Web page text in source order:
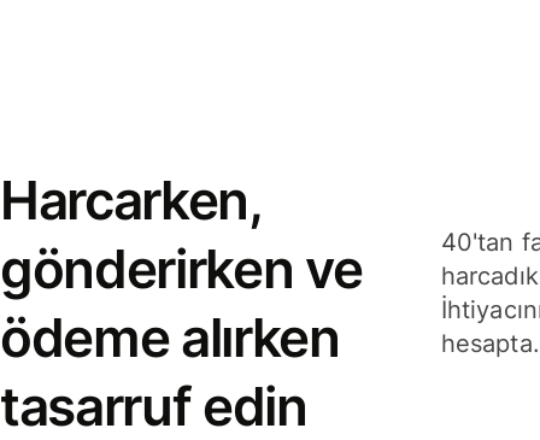
Harcarken,
gönderirken ve
ödeme alırken
tasarruf edin
40'tan
hesapta.